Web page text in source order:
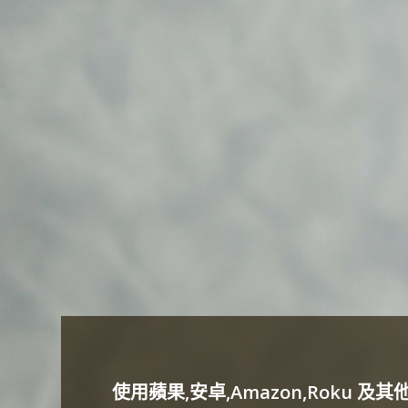
使用蘋果,安卓,Amazon,Roku 及其